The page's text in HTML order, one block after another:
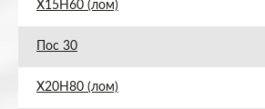
Х15Н60 (лом)
Пос 30
Х20Н80 (лом)